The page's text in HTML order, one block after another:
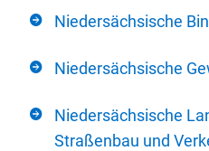
Niedersächsische
Niedersächsische
Niedersächsische
Straßenbau und